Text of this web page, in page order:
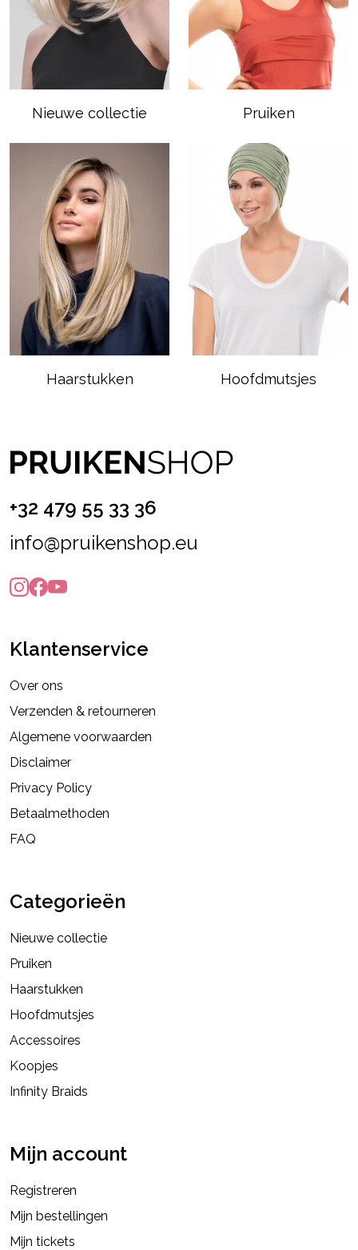
Nieuwe collectie Pruiken
Haarstukken Hoofdmutsjes
+32 479 55 33 36
info@pruikenshop.eu
Klantenservice
Over ons
Verzenden & retourneren
Algemene voorwaarden
Disclaimer
Privacy Policy
Betaalmethoden
FAQ
Categorieën
Nieuwe collectie
Pruiken
Haarstukken
Hoofdmutsjes
Accessoires
Koopjes
Infinity Braids
Mijn account
Registreren
Mijn bestellingen
Mijn tickets